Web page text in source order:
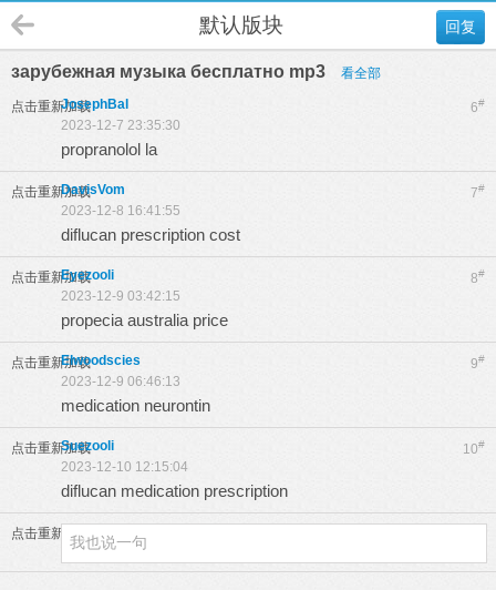
回复
默认版块
зарубежная музыка бесплатно mp3 看全部
点击重新加载 6#
JosephBal
2023-12-7 23:35:30
propranolol la
点击重新加载 7#
DavisVom
2023-12-8 16:41:55
diflucan prescription cost
点击重新加载 8#
Eyezooli
2023-12-9 03:42:15
propecia australia price
点击重新加载 9#
Elwoodscies
2023-12-9 06:46:13
medication neurontin
点击重新加载 10#
Suezooli
2023-12-10 12:15:04
diflucan medication prescription
点击重新加载